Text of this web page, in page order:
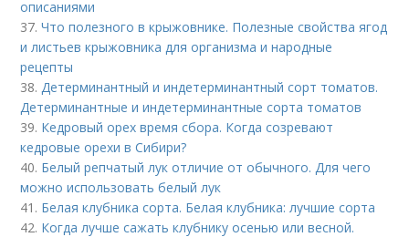
описаниями
37.Что полезного в крыжовнике. Полезные свойства ягод
и листьев крыжовника для организма и народные
рецепты
38.Детерминантный и индетерминантный сорт томатов.
Детерминантные и индетерминантные сорта томатов
39. Кедровый орех время сбора. Когда созревают
кедровые орехи в Сибири?
40. Белый репчатый лук отличие от обычного. Для чего
можно использовать белый лук
41. Белая клубника сорта. Белая клубника: лучшие сорта
42. Когда лучше сажать клубнику осенью или весной.